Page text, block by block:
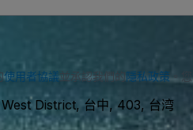
使用者協議並承認我們的 隱私政策。
District, 台中, 403, 台湾